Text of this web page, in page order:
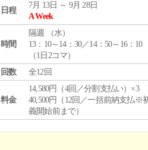
日程
7月 13日 ～ 9月 28日
A Week
時間
隔週 （水）
13：10～14：30／14：50～16：10
（1日2コマ）
回数
全12回
料金
14,580円（4回／分割支払い）×3
40,500円（12回／一括前納支払※
義開始前まで）